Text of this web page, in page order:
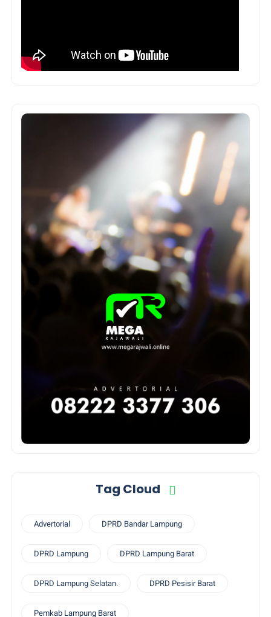
Tag Cloud
Advertorial DPRD Bandar Lampung
DPRD Lampung DPRD Lampung Barat
DPRD Lampung Selatan. DPRD Pesisir Barat
Pemkab Lampung Barat